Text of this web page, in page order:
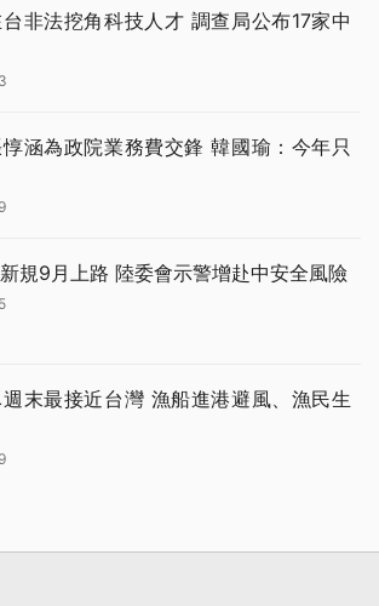
非法挖角科技人才 調查局公布17家中
涵為政院業務費交鋒 韓國瑜：今年只
規9月上路 陸委會示警增赴中安全風險
末最接近台灣 漁船進港避風、漁民生